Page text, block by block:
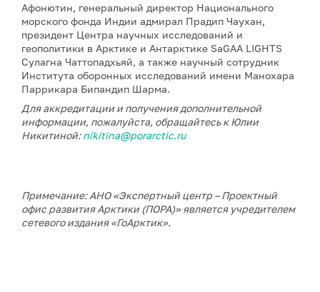
Афонютин, генеральный директор Национального
морского фонда Индии адмирал Прадип Чаухан,
президент Центра научных исследований и
геополитики в Арктике и Антарктике SaGAA LIGHTS
Сулагна Чаттопадхьяй, а также научный сотрудник
Института оборонных исследований имени Манохара
Паррикара Бипандип Шарма.
Для аккредитации и получения дополнительной
информации, пожалуйста, обращайтесь к Юлии
Никитиной:nikitina@porarctic.ru
Примечание: АНО «Экспертный центр – Проектный
офис развития Арктики (ПОРА)» является учредителем
сетевого издания «ГоАрктик».